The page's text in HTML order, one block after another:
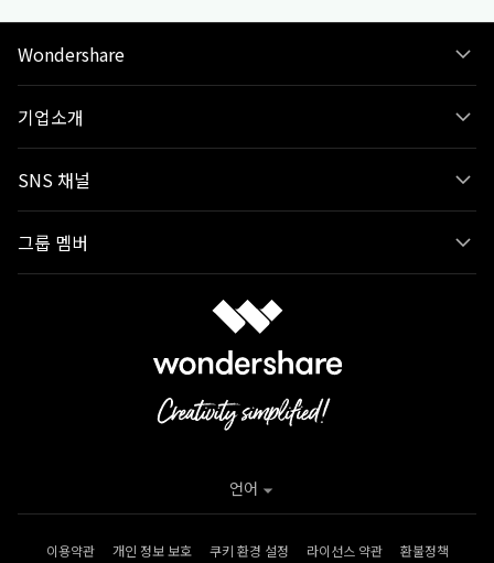
Wondershare
기업소개
SNS 채널
그룹 멤버
이용약관 개인 정보 보호 쿠키 환경 설정 라이선스 약관
환불정책
언어